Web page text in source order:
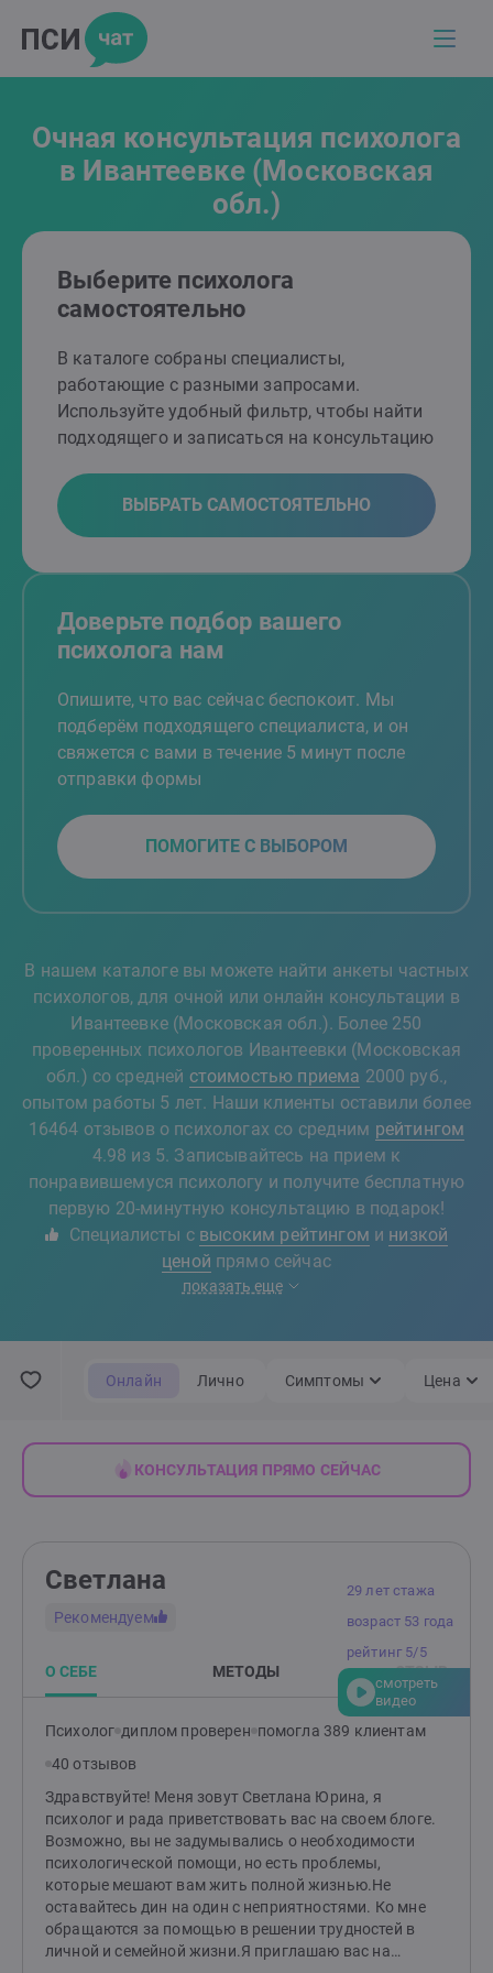
Очная консультация психолога
в Ивантеевке (Московская
обл.)
Выберите психолога
самостоятельно
В каталоге собраны специалисты,
работающие с разными запросами.
Используйте удобный фильтр, чтобы найти
подходящего и записаться на консультацию
ВЫБРАТЬ САМОСТОЯТЕЛЬНО
Доверьте подбор вашего
психолога нам
Опишите, что вас сейчас беспокоит. Мы
подберём подходящего специалиста, и он
свяжется с вами в течение 5 минут после
отправки формы
ПОМОГИТЕ С ВЫБОРОМ
В нашем каталоге вы можете найти анкеты частных
психологов, для очной или онлайн консультации в
Ивантеевке (Московская обл.). Более 250
проверенных психологов Ивантеевки (Московская
обл.) со средней стоимостью приема 2000 руб.,
опытом работы 5 лет. Наши клиенты оставили более
16464 отзывов о психологах со средним рейтингом
4.98 из 5. Записывайтесь на прием к
понравившемуся психологу и получите бесплатную
первую 20-минутную консультацию в подарок!
Специалисты с высоким рейтингом и низкой
ценой прямо сейчас
показать еще
Онлайн Лично Симптомы Цена
КОНСУЛЬТАЦИЯ ПРЯМО СЕЙЧАС
29 лет стажа
возраст 53 года
рейтинг 5/5
смотреть
видео
Светлана
Рекомендуем
О СЕБЕ МЕТОДЫ ОТЗЫВ
Психолог диплом проверен помогла 389 клиентам
40 отзывов
Здравствуйте! Меня зовут Светлана Юрина, я
психолог и рада приветствовать вас на своем блоге.
Возможно, вы не задумывались о необходимости
психологической помощи, но есть проблемы,
которые мешают вам жить полной жизнью.Не
оставайтесь дин на один с неприятностями. Ко мне
обращаются за помощью в решении трудностей в
личной и семейной жизни.Я приглашаю вас на